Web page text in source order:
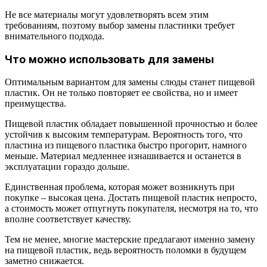
Не все материалы могут удовлетворять всем этим
требованиям, поэтому выбор замены пластинки требует
внимательного подхода.
Что можно использовать для замены
Оптимальным вариантом для замены слюды станет пищевой
пластик. Он не только повторяет ее свойства, но и имеет
преимущества.
Пищевой пластик обладает повышенной прочностью и более
устойчив к высоким температурам. Вероятность того, что
пластина из пищевого пластика быстро прогорит, намного
меньше. Материал медленнее изнашивается и останется в
эксплуатации гораздо дольше.
Единственная проблема, которая может возникнуть при
покупке – высокая цена. Достать пищевой пластик непросто,
а стоимость может отпугнуть покупателя, несмотря на то, что
вполне соответствует качеству.
Тем не менее, многие мастерские предлагают именно замену
на пищевой пластик, ведь вероятность поломки в будущем
заметно снижается.